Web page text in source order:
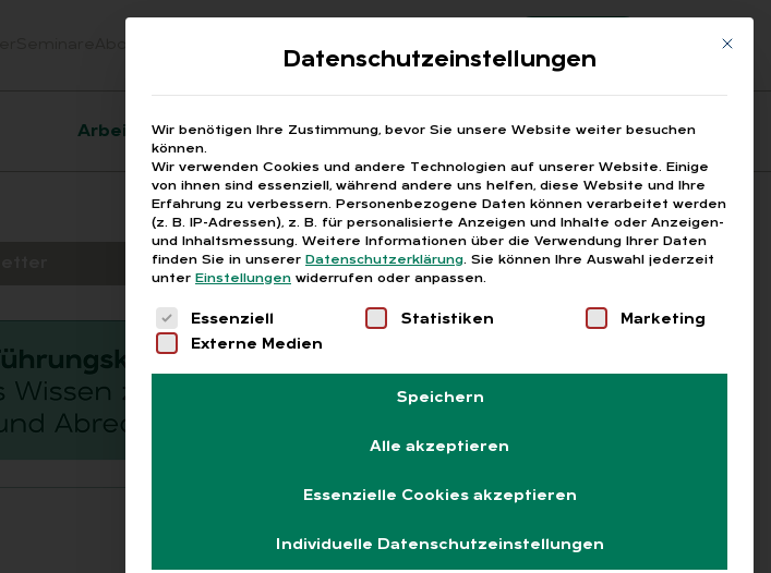
Suchen
Registrierung
Arbeitsrecht Fragen aus den ARGEn Printausgaben
Mit
Datenschutzeinstellungen
Wir benötigen Ihre Zustimmung, bevor Sie unsere Website weiter besuchen
können.
Wir verwenden Cookies und andere Technologien auf unserer Website. Einige
von ihnen sind essenziell, während andere uns helfen, diese Website und Ihre
Erfahrung zu verbessern. Personenbezogene Daten können verarbeitet werden
(z. B. IP-Adressen), z. B. für personalisierte Anzeigen und Inhalte oder Anzeigen-
und Inhaltsmessung. Weitere Informationen über die Verwendung Ihrer Daten
finden Sie in unserer Datenschutzerklärung. Sie können Ihre Auswahl jederzeit
unter Einstellungen widerrufen oder anpassen.
Es folgt eine Liste der Service-Gruppen, für die eine
Essenziell Statistiken
Marketing
Externe Medien
Speichern
Alle akzeptieren
Essenzielle Cookies akzeptieren
Individuelle Datenschutzeinstellungen